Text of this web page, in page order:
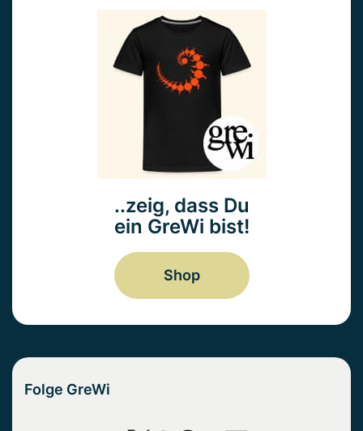
..zeig, dass Du
ein GreWi bist!
Shop
Folge GreWi